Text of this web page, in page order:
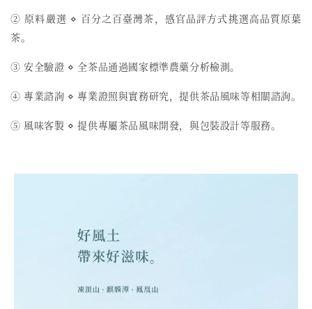
② 原料嚴選 ⋄ 百分之百臺灣茶，感官品評方式挑選高品質原葉
茶。
③ 安全驗證 ⋄ 全茶品通過國家標準農藥分析檢測。
④ 專業諮詢 ⋄ 專業證照與實務研究，提供茶品風味等相關諮詢。
⑤ 風味客製 ⋄ 提供專屬茶品風味開發，與包裝設計等服務。